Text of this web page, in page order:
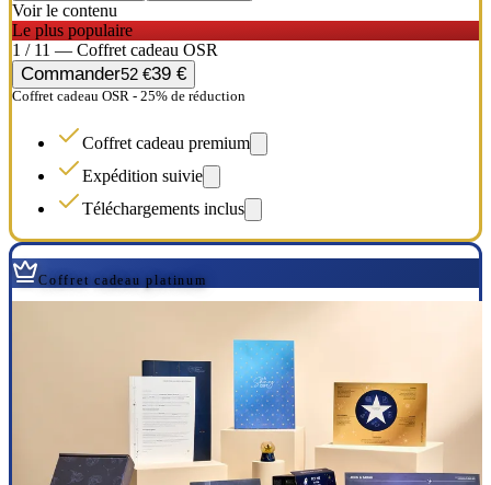
Voir le contenu
Le plus populaire
1 / 11 — Coffret cadeau OSR
Commander52 €39 €
Coffret cadeau OSR - 25% de réduction
Coffret cadeau premium
Expédition suivie
Téléchargements inclus
Coffret cadeau platinum